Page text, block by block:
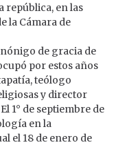
república, en las
la Cámara de
de gracia de
por estos años
teólogo
y director
El 1° de septiembre de
en la
el 18 de enero de